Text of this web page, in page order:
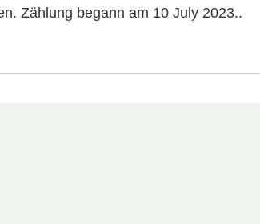
Zählung begann am 10 July 2023..